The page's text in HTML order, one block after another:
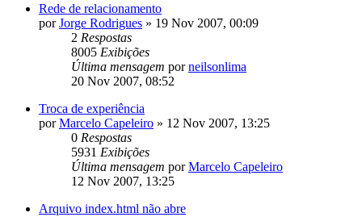
Rede de relacionamento
porJorge Rodrigues » 19 Nov 2007, 00:09
2 Respostas
8005 Exibições
Última mensagem porneilsonlima
20 Nov 2007, 08:52
Troca de experiência
porMarcelo Capeleiro » 12 Nov 2007, 13:25
0 Respostas
5931 Exibições
Última mensagem porMarcelo Capeleiro
12 Nov 2007, 13:25
Arquivo index.html não abre